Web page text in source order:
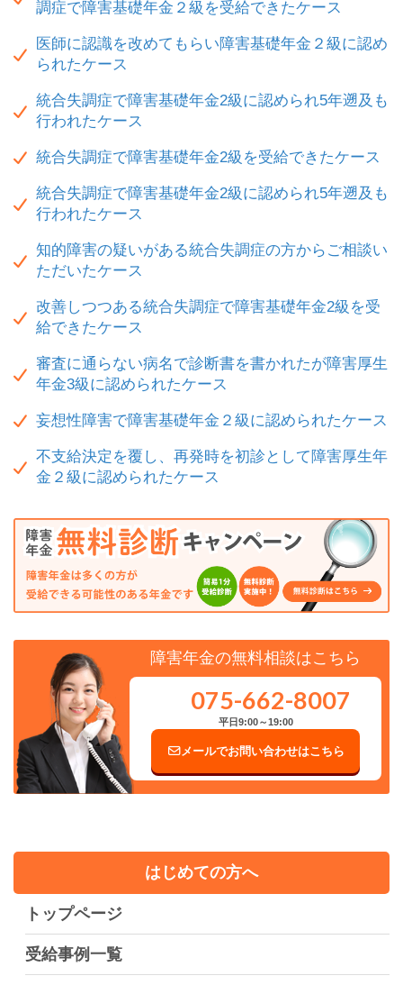
はじめての方へ
トップページ
受給事例一覧
調症で障害基礎年金２級を受給できたケース
医師に認識を改めてもらい障害基礎年金２級に認め
られたケース
統合失調症で障害基礎年金2級に認められ5年遡及も
行われたケース
統合失調症で障害基礎年金2級を受給できたケース
統合失調症で障害基礎年金2級に認められ5年遡及も
行われたケース
知的障害の疑いがある統合失調症の方からご相談い
ただいたケース
改善しつつある統合失調症で障害基礎年金2級を受
給できたケース
審査に通らない病名で診断書を書かれたが障害厚生
年金3級に認められたケース
妄想性障害で障害基礎年金２級に認められたケース
不支給決定を覆し、再発時を初診として障害厚生年
金２級に認められたケース
障害年金の無料相談はこちら
075-662-8007
平日9:00～19:00
メールでお問い合わせはこちら